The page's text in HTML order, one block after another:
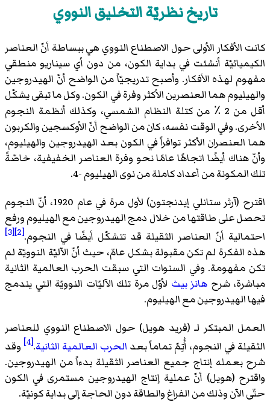
تاريخ نظريّة التخليق النووي
كانت الأفكار الأولى حول الاصطناع النووي هي ببساطة أنّ العناصر
الكيميائيّة أنشئت في بداية الكون، من دون أي سيناريو منطقي
مفهوم لهذه الأفكار. وأصبح تدريجيّاً من الواضح أنّ الهيدروجين
والهيليوم هما العنصرين الأكثر وفرة في الكون. وكل ما تبقى يشكّل
أقل من 2 ٪ من كتلة النظام الشمسي، وكذلك أنظمة النجوم
الأخرى. وفي الوقت نفسه، كان من الواضح أنّ الأوكسجين والكربون
هما العنصران الأكثر توافراً في الكون بعد الهيدروجين والهيليوم،
وأنّ هناك أيضًا اتجاهًا عامًا نحو وفرة العناصر الخفيفية، خاصّةً
تلك المكونة من أعداد كاملة من نوى الهيليوم -4.
اقترح (آرثر ستانلي إيدنجتون) لأول مرة في عام 1920، أنّ النجوم
تحصل على طاقتها من خلال دمج الهيدروجين مع الهيليوم ورفع
احتمالية أنّ العناصر الثقيلة قد تتشكّل أيضًا في النجوم.[2]
[3]
هذه الفكرة لم تكن مقبولة بشكل عامّ، حيث أنّ الآليّة النوويّة لم
تكن مفهومة. وفي السنوات التي سبقت الحرب العالمية الثانية
مباشرة، شرح هانز بيث لأوّل مرة تلك الآليّات النوويّة التي يندمج
فيها الهيدروجين مع الهيليوم.
العمل المبتكر لـ (فريد هويل) حول الاصطناع النووي للعناصر
الثقيلة في النجوم، أُتِمّ تماماً بعد الحرب العالمية الثانية.
[4]
وقد
شرح بعمله إنتاج جميع العناصر الثقيلة بدءاً من الهيدروجين.
واقترح (هويل) أنّ عملية إنتاج الهيدروجين مستمرى في الكون
حتّى الآن وذلك من الفراغ والطاقة دون الحاجة إلى بداية كونيّة.